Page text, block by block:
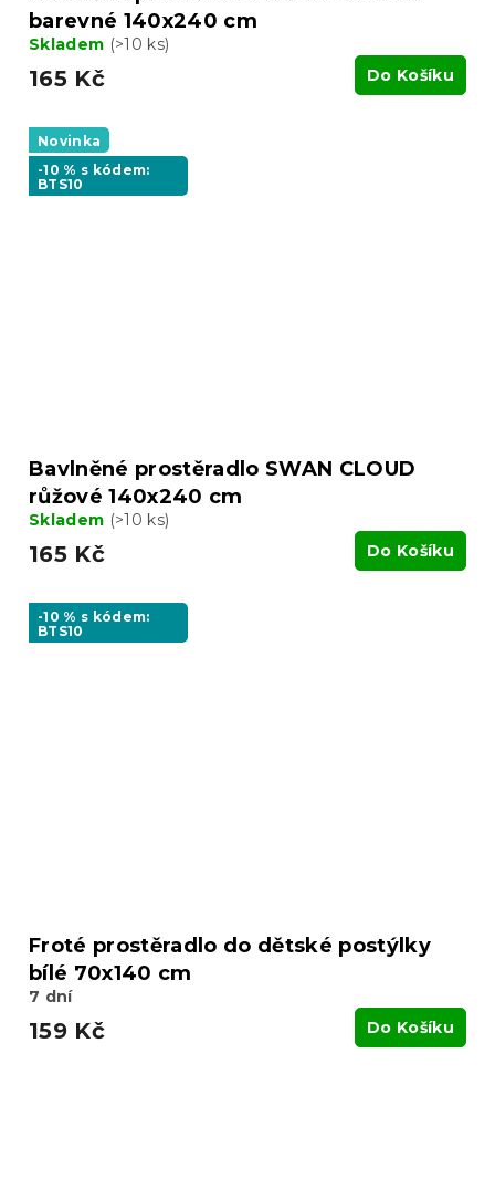
barevné 140x240 cm
Skladem (>10 ks)
165 Kč Do Košíku
Novinka
-10 % s kódem:
BTS10
Bavlněné prostěradlo SWAN CLOUD
růžové 140x240 cm
Skladem (>10 ks)
165 Kč Do Košíku
-10 % s kódem:
BTS10
Froté prostěradlo do dětské postýlky
bílé 70x140 cm
7 dní
159 Kč Do Košíku